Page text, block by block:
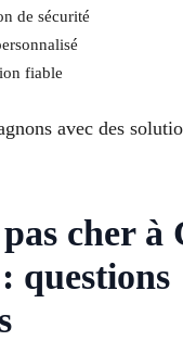
de sécurité
fiable
avec des
cher à
questions